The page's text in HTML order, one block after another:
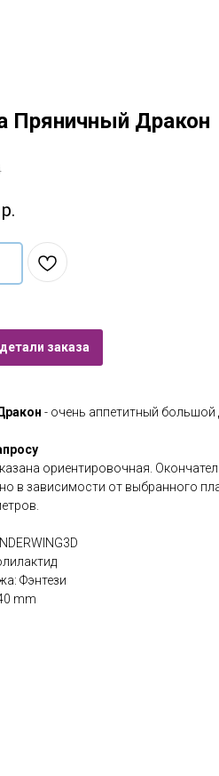
Пряничный Дракон
р.
заказа
- очень аппетитный большой
ориентировочная.
в зависимости от выбранного
Фэнтези
mm